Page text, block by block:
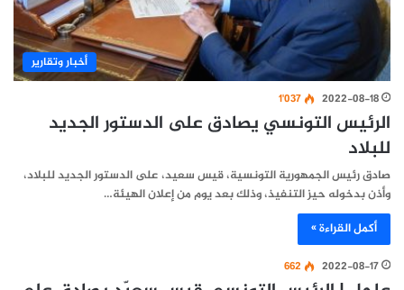
أخبار وتقارير
2022-08-18 1٬037
الرئيس التونسي يصادق على الدستور الجديد
للبلاد
صادق رئيس الجمهورية التونسية، قيس سعيد، على الدستور الجديد للبلاد،
وأذن بدخوله حيز التنفيذ، وذلك بعد يوم من إعلان الهيئة…
أكمل القراءة »
2022-08-17
662